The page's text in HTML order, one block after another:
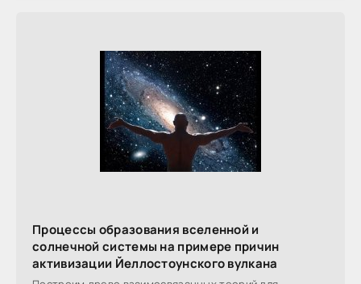
Процессы образования вселенной и
солнечной системы на примере причин
активизации Йеллостоунского вулкана